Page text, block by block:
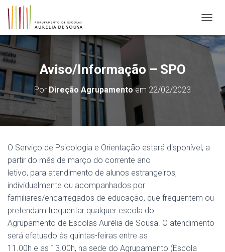
Aviso/Informação – SPO
Por Direção Agrupamentoem 22/02/2023
O Serviço de Psicologia e Orientação estará disponível, a
partir do mês de março do corrente ano
letivo, para atendimento de alunos estrangeiros,
individualmente ou acompanhados por
familiares/encarregados de educação, que frequentem ou
pretendam frequentar qualquer escola do
Agrupamento de Escolas Aurélia de Sousa. O atendimento
será efetuado às quintas-feiras entre as
11.00h e as 13.00h, na sede do Agrupamento (Escola